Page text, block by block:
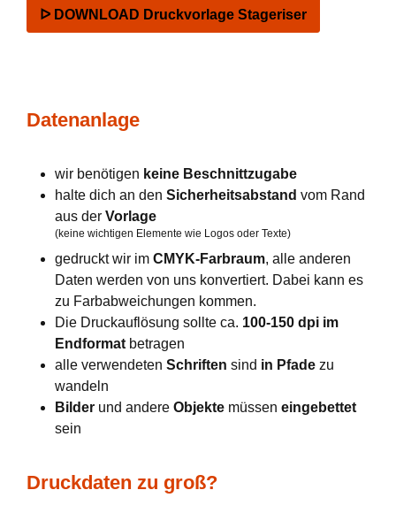
ᐅ DOWNLOAD Druckvorlage Stageriser
Datenanlage
wir benötigen keine Beschnittzugabe
halte dich an den Sicherheitsabstand vom Rand
aus der Vorlage
(keine wichtigen Elemente wie Logos oder Texte)
gedruckt wir im CMYK-Farbraum, alle anderen
Daten werden von uns konvertiert. Dabei kann es
zu Farbabweichungen kommen.
Die Druckauflösung sollte ca. 100-150 dpi im
Endformat betragen
alle verwendeten Schriften sind in Pfade zu
wandeln
Bilder und andere Objekte müssen eingebettet
sein
Druckdaten zu groß?